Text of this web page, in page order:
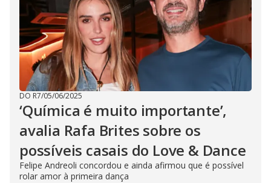
DO R7/05/06/2025
‘Química é muito importante’,
avalia Rafa Brites sobre os
possíveis casais do Love & Dance
Felipe Andreoli concordou e ainda afirmou que é possível
rolar amor à primeira dança